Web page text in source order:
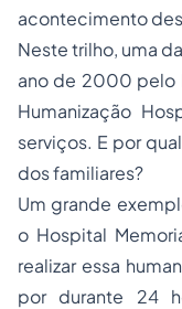
acontecimento
Neste trilho, uma
ano de 2000 pelo
Humanização
serviços. E por
dos familiares?
Um grande
o Hospital
realizar essa
por durante 24